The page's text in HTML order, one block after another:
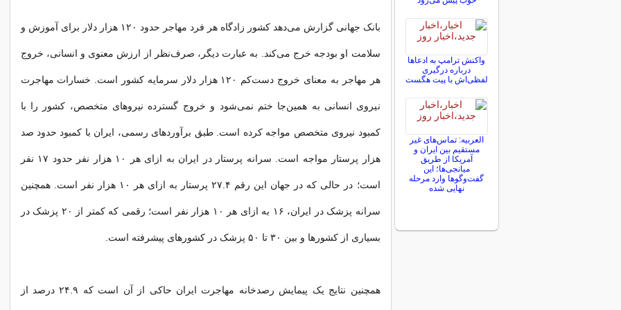
بانک جهانی گزارش می‌دهد‌ کشور زادگاه هر فرد مهاجر حدود ۱۲۰ هزار دلار برای آموزش و
سلامت او‌ بودجه خرج می‌کند. به عبارت دیگر، صرف‌نظر از ارزش معنوی و انسانی، خروج
هر مهاجر به معنای خروج دست‌کم ۱۲۰ هزار دلار سرمایه کشور است. خسارات مهاجرت
نیروی انسانی به همین‌جا ختم نمی‌شود و خروج گسترده نیروهای متخصص، کشور را با
کمبود نیروی متخصص مواجه کرده است. طبق برآوردهای رسمی، ایران با کمبود حدود صد
هزار پرستار مواجه است. سرانه پرستار در ایران به ازای هر ۱۰ هزار نفر حدود ۱۷ نفر
است؛ در حالی که در جهان این رقم ۲۷.۴ پرستار به ازای هر ۱۰ هزار نفر است. همچنین
سرانه پزشک در ایران، ۱۶ به ازای هر ۱۰ هزار نفر است؛ رقمی که کمتر از ۲۰ پزشک در
بسیاری از کشورها و بین ۳۰ تا ۵۰ پزشک در کشورهای پیشرفته است.
همچنین نتایج یک پیمایش رصدخانه مهاجرت ایران حاکی از آن است که ۲۴.۹ درصد از
واکنش ترامپ به ادعاها
درباره درگیری
لفظی‌اش با پیت هگست
العربیه: تماس‌های غیر
مستقیم بین ایران و
آمریکا از طریق
میانجی‌ها؛ این
گفت‌و‌گو‌ها وارد مرحله
نهایی شده